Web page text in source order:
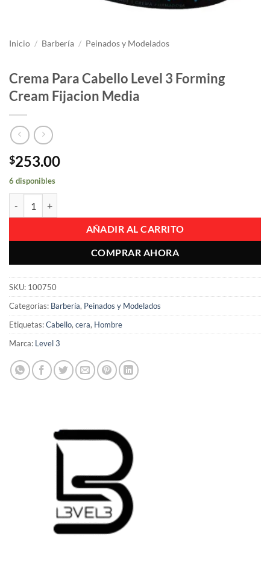
Inicio / Barbería / Peinados y Modelados
Crema Para Cabello Level 3 Forming
Cream Fijacion Media
$253.00
6 disponibles
AÑADIR AL CARRITO
COMPRAR AHORA
SKU: 100750
Categorías: Barbería, Peinados y Modelados
Etiquetas:Cabello, cera, Hombre
Marca: Level 3